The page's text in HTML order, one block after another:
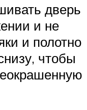
дверь
и не
и полотно
чтобы